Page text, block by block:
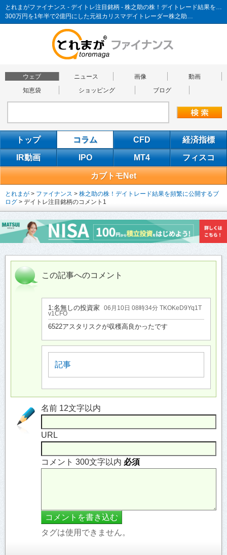
とれまがファイナンス - デイトレ注目銘柄 - 株之助の株！デイトレード結果を頻繁に公開するブログ
300万円を1年半で2億円にした元祖カリスマデイトレーダー株之助…
ウェブ ニュース 画像
動画
知恵袋
ショッピング ブログ
トップ コラム CFD 経済指標
IR動画 IPO MT4 フィスコ
カブトモNet
とれまが > ファイナンス > 株之助の株！デイトレード結果を頻繁に公開するブ
ログ > デイトレ注目銘柄のコメント1
この記事へのコメント
1:名無しの投資家
06月10日 08時34分 TKOKeD9Yq1T
v1CFO
6522アスタリスクが収穫高良かったです
記事
名前 12文字以内
URL
コメント 300文字以内 必須
タグは使用できません。